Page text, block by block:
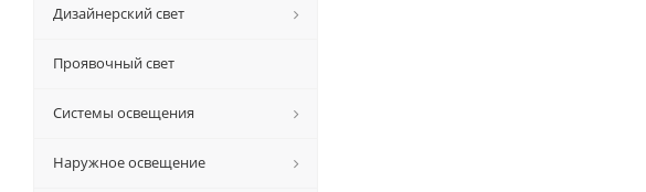
Дизайнерский свет
Проявочный свет
Системы освещения
Наружное освещение